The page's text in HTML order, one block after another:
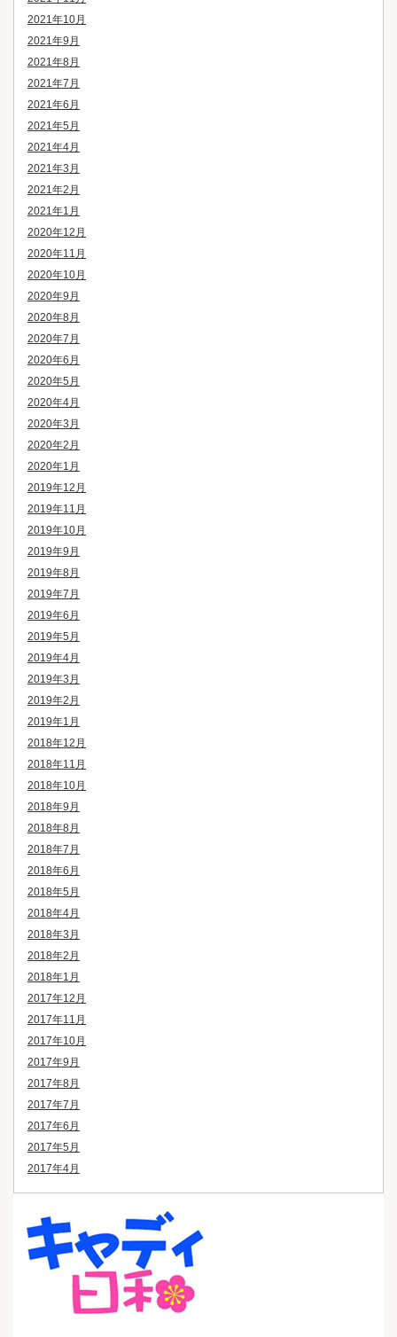
2021年10月
2021年9月
2021年8月
2021年7月
2021年6月
2021年5月
2021年4月
2021年3月
2021年2月
2021年1月
2020年12月
2020年11月
2020年10月
2020年9月
2020年8月
2020年7月
2020年6月
2020年5月
2020年4月
2020年3月
2020年2月
2020年1月
2019年12月
2019年11月
2019年10月
2019年9月
2019年8月
2019年7月
2019年6月
2019年5月
2019年4月
2019年3月
2019年2月
2019年1月
2018年12月
2018年11月
2018年10月
2018年9月
2018年8月
2018年7月
2018年6月
2018年5月
2018年4月
2018年3月
2018年2月
2018年1月
2017年12月
2017年11月
2017年10月
2017年9月
2017年8月
2017年7月
2017年6月
2017年5月
2017年4月